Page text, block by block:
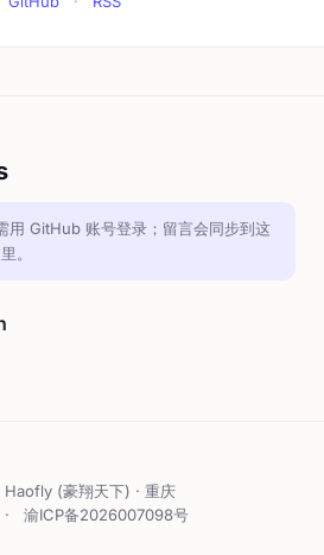
用 GitHub 账号登录；留言会同步到这
。
(豪翔天下) · 重庆
· 渝ICP备2026007098号